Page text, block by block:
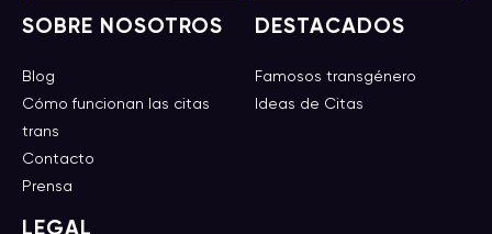
SOBRE NOSOTROS
Blog
Cómo funcionan las citas
trans
Contacto
Prensa
DESTACADOS
Famosos transgénero
Ideas de Citas
LEGAL